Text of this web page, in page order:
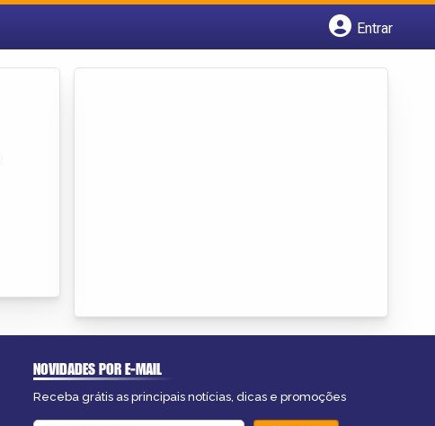
Entrar
NOVIDADES POR E-MAIL
Receba grátis as principais notícias, dicas e promoções